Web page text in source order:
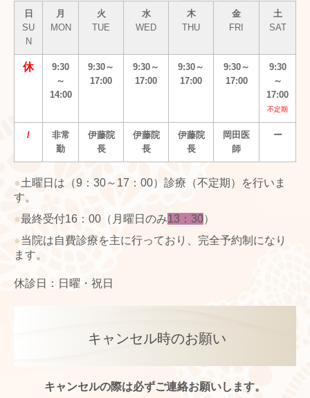
日
SU
N
月
MON
火
TUE
水
WED
木
THU
金
FRI
土
SAT
休
9:30
～
14:00
9:30～
17:00
9:30～
17:00
9:30～
17:00
9:30～
17:00
9:30
～
17:00
不定期
/
非常
勤
伊藤院
長
伊藤院
長
伊藤院
長
岡田医
師
ー
●土曜日は（9：30～17：00）診療（不定期）を行いま
す。
●最終受付16：00（ 月曜日のみ13：30）
●当院は自費診療を主に行っており、完全予約制になり
ます。
休診日：日曜・祝日
キャンセル時のお願い
キャンセルの際は必ずご連絡お願いします。